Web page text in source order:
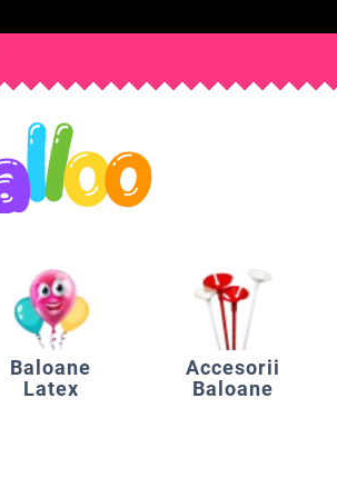
Baloane
Latex
Accesorii
Baloane